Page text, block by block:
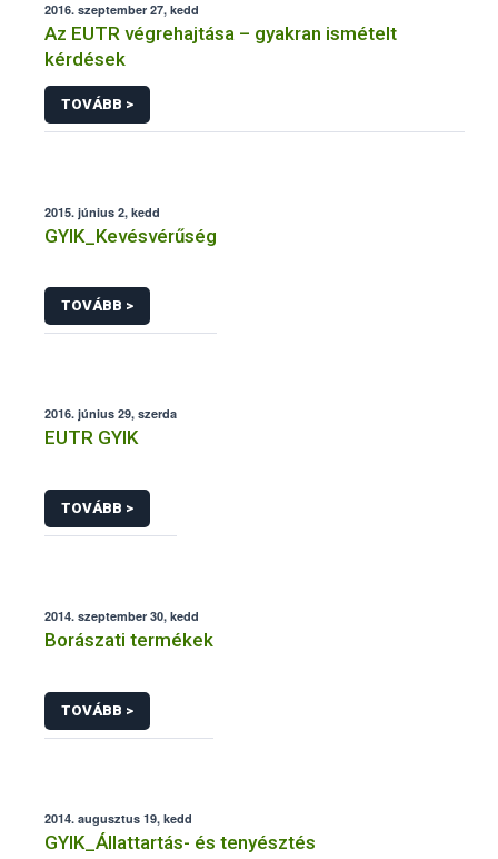
2016. szeptember 27, kedd
Az EUTR végrehajtása – gyakran ismételt
kérdések
TOVÁBB >
2015. június 2, kedd
GYIK_Kevésvérűség
TOVÁBB >
2016. június 29, szerda
EUTR GYIK
TOVÁBB >
2014. szeptember 30, kedd
Borászati termékek
TOVÁBB >
2014. augusztus 19, kedd
GYIK_Állattartás- és tenyésztés